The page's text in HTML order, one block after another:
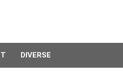
DIVERSE